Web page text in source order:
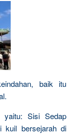
baik itu
Sisi Sedap
kuil bersejarah di